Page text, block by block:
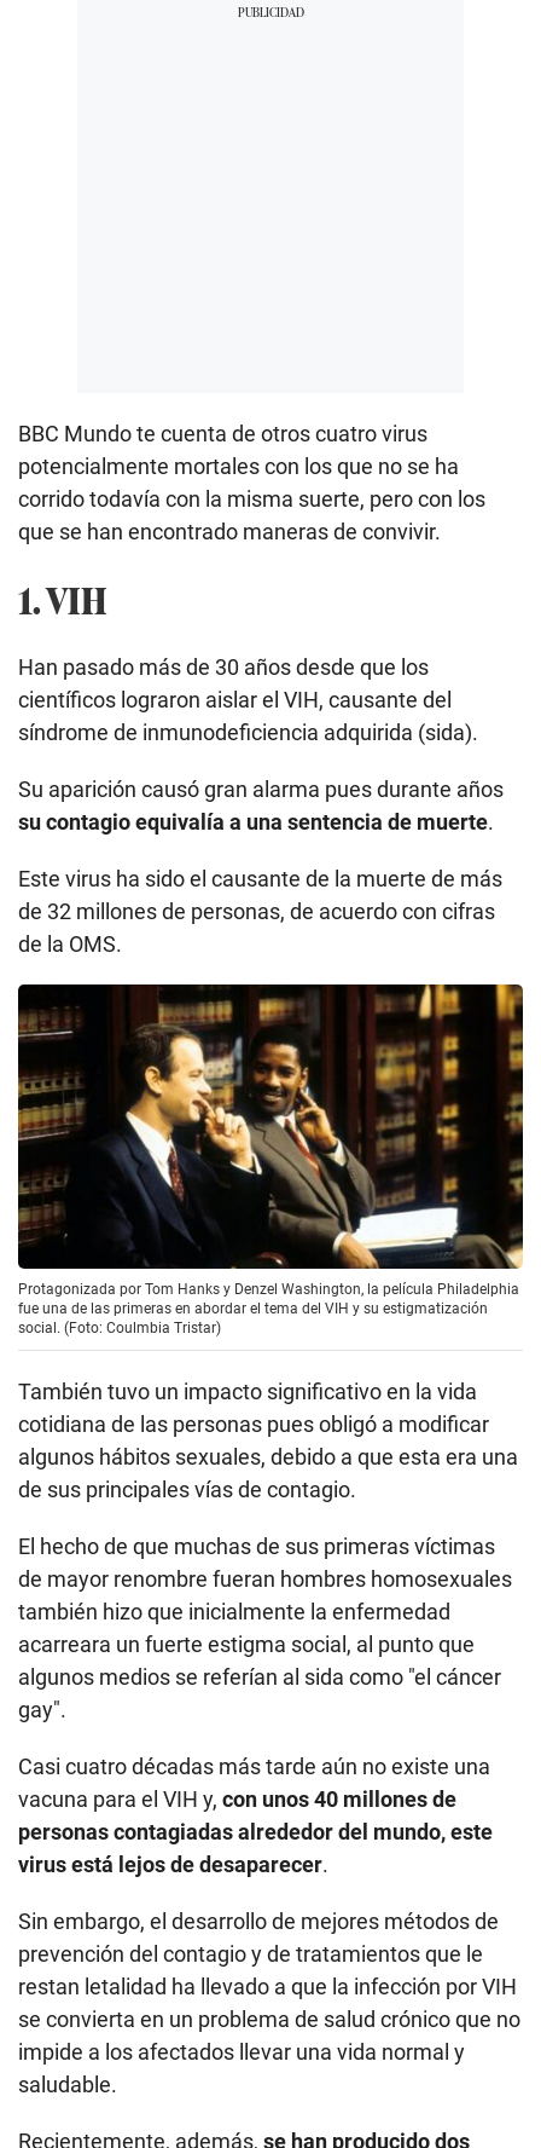
BBC Mundo te cuenta de otros cuatro virus
potencialmente mortales con los que no se ha
corrido todavía con la misma suerte, pero con los
que se han encontrado maneras de convivir.
1. VIH
Han pasado más de 30 años desde que los
científicos lograron aislar el VIH, causante del
síndrome de inmunodeficiencia adquirida (sida).
Su aparición causó gran alarma pues durante años
su contagio equivalía a una sentencia de muerte.
Este virus ha sido el causante de la muerte de más
de 32 millones de personas, de acuerdo con cifras
de la OMS.
Protagonizada por Tom Hanks y Denzel Washington, la película Philadelphia
fue una de las primeras en abordar el tema del VIH y su estigmatización
social. (Foto: Coulmbia Tristar)
También tuvo un impacto significativo en la vida
cotidiana de las personas pues obligó a modificar
algunos hábitos sexuales, debido a que esta era una
de sus principales vías de contagio.
El hecho de que muchas de sus primeras víctimas
de mayor renombre fueran hombres homosexuales
también hizo que inicialmente la enfermedad
acarreara un fuerte estigma social, al punto que
algunos medios se referían al sida como "el cáncer
gay".
Casi cuatro décadas más tarde aún no existe una
vacuna para el VIH y, con unos 40 millones de
personas contagiadas alrededor del mundo, este
virus está lejos de desaparecer.
Sin embargo, el desarrollo de mejores métodos de
prevención del contagio y de tratamientos que le
restan letalidad ha llevado a que la infección por VIH
se convierta en un problema de salud crónico que no
impide a los afectados llevar una vida normal y
saludable.
Recientemente, además, se han producido dos